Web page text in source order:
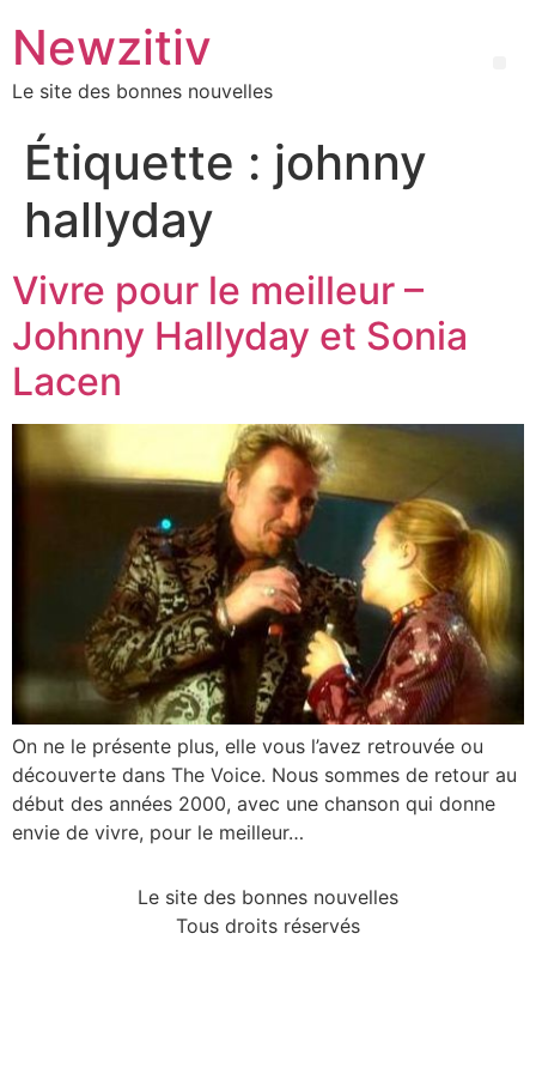
Newzitiv
Le site des bonnes nouvelles
Étiquette : johnny
hallyday
Vivre pour le meilleur –
Johnny Hallyday et Sonia
Lacen
On ne le présente plus, elle vous l’avez retrouvée ou
découverte dans The Voice. Nous sommes de retour au
début des années 2000, avec une chanson qui donne
envie de vivre, pour le meilleur…
Le site des bonnes nouvelles
Tous droits réservés